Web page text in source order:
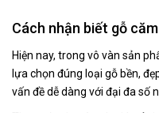
Cách nhận biết gỗ
Hiện nay, trong vô vàn sản
lựa chọn đúng loại gỗ bền,
vấn đề dễ dàng với đại đa số